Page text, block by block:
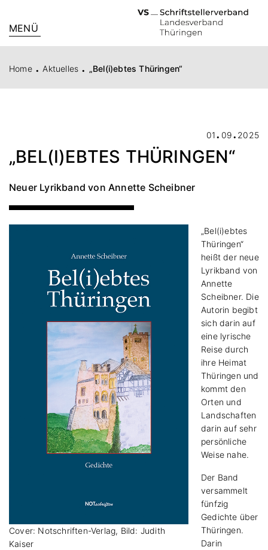
MENÜ
Home . Aktuelles . „Bel(i)ebtes Thüringen“
01. 09. 2025
„BEL(I)EBTES THÜRINGEN“
Neuer Lyrikband von Annette Scheibner
Cover: Notschriften-Verlag, Bild: Judith
Kaiser
„Bel(i)ebtes
Thüringen“
heißt der neue
Lyrikband von
Annette
Scheibner. Die
Autorin begibt
sich darin auf
eine lyrische
Reise durch
ihre Heimat
Thüringen und
kommt den
Orten und
Landschaften
darin auf sehr
persönliche
Weise nahe.
Der Band
versammelt
fünfzig
Gedichte über
Thüringen.
Darin